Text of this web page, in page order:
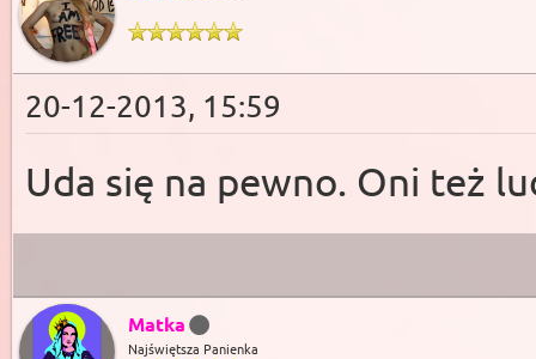
20-12-2013, 15:59
Uda się na pewno. Oni też
Matka
Najświętsza Panienka